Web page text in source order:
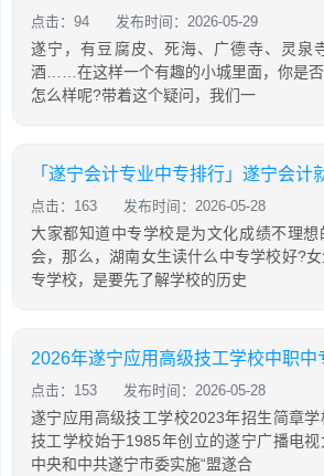
点击：94 发布时间：2026-05-29
遂宁，有豆腐皮、死海、广德寺、灵泉
酒……在这样一个有趣的小城里面，你是
怎么样呢?带着这个疑问，我们一
点击：163 发布时间：2026-05-28
大家都知道中专学校是为文化成绩不理
会，那么，湖南女生读什么中专学校好?
专学校，是要先了解学校的历史
2026年遂宁应用高级技工学校中职中
点击：153 发布时间：2026-05-28
遂宁应用高级技工学校2023年招生简章
技工学校始于1985年创立的遂宁广播电
中央和中共遂宁市委实施“盟遂合